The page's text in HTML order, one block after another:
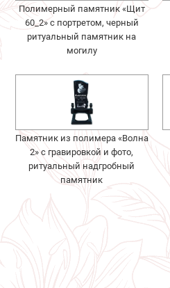
Полимерный памятник «Щит
60_2» с портретом, черный
ритуальный памятник на
могилу
Памятник из полимера «Волна
2» с гравировкой и фото,
ритуальный надгробный
памятник